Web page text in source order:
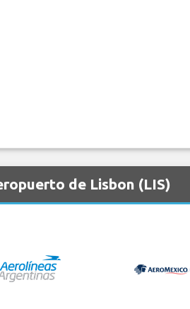
de Lisbon (LIS)